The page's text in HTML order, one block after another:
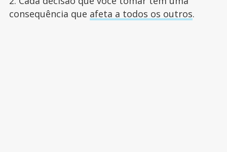
consequência que afeta a todos os outros.